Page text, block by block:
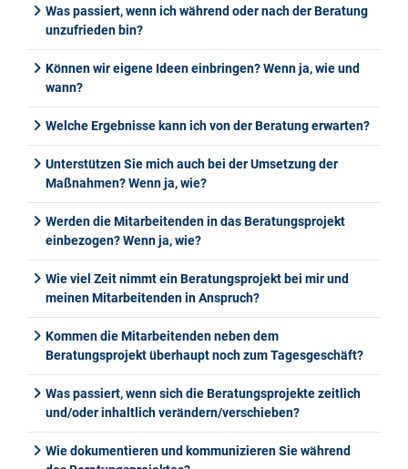
Was passiert, wenn ich während oder nach der Beratung
unzufrieden bin?
Können wir eigene Ideen einbringen? Wenn ja, wie und
wann?
Welche Ergebnisse kann ich von der Beratung erwarten?
Unterstützen Sie mich auch bei der Umsetzung der
Maßnahmen? Wenn ja, wie?
Werden die Mitarbeitenden in das Beratungsprojekt
einbezogen? Wenn ja, wie?
Wie viel Zeit nimmt ein Beratungsprojekt bei mir und
meinen Mitarbeitenden in Anspruch?
Kommen die Mitarbeitenden neben dem
Beratungsprojekt überhaupt noch zum Tagesgeschäft?
Was passiert, wenn sich die Beratungsprojekte zeitlich
und/oder inhaltlich verändern/verschieben?
Wie dokumentieren und kommunizieren Sie während